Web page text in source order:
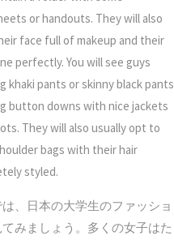
or handouts. They will also
face full of makeup and their
perfectly. You will see guys
khaki pants or skinny black pants
button downs with nice jackets
They will also usually opt to
bags with their hair
styled.
、日本の大学生のファッショ
てみましょう。多くの女子はた